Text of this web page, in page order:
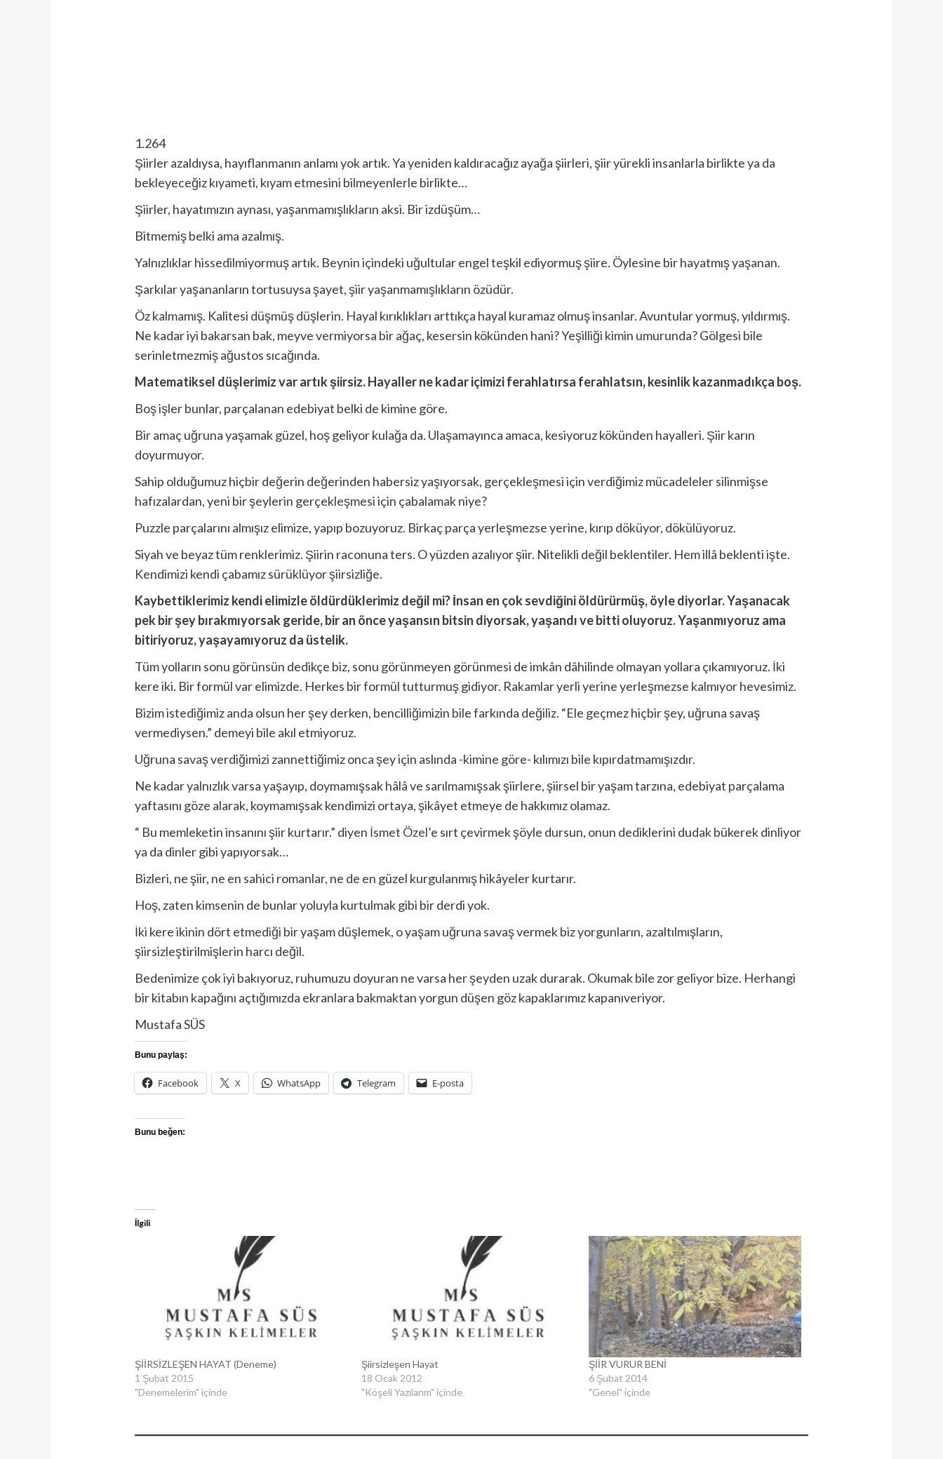
1.264
Şiirler azaldıysa, hayıflanmanın anlamı yok artık. Ya yeniden kaldıracağız ayağa şiirleri, şiir yürekli insanlarla birlikte ya da
bekleyeceğiz kıyameti, kıyam etmesini bilmeyenlerle birlikte…
Şiirler, hayatımızın aynası, yaşanmamışlıkların aksi. Bir izdüşüm…
Bitmemiş belki ama azalmış.
Yalnızlıklar hissedilmiyormuş artık. Beynin içindeki uğultular engel teşkil ediyormuş şiire. Öylesine bir hayatmış yaşanan.
Şarkılar yaşananların tortusuysa şayet, şiir yaşanmamışlıkların özüdür.
Öz kalmamış. Kalitesi düşmüş düşlerin. Hayal kırıklıkları arttıkça hayal kuramaz olmuş insanlar. Avuntular yormuş, yıldırmış.
Ne kadar iyi bakarsan bak, meyve vermiyorsa bir ağaç, kesersin kökünden hani? Yeşilliği kimin umurunda? Gölgesi bile
serinletmezmiş ağustos sıcağında.
Matematiksel düşlerimiz var artık şiirsiz. Hayaller ne kadar içimizi ferahlatırsa ferahlatsın, kesinlik kazanmadıkça boş.
Boş işler bunlar, parçalanan edebiyat belki de kimine göre.
Bir amaç uğruna yaşamak güzel, hoş geliyor kulağa da. Ulaşamayınca amaca, kesiyoruz kökünden hayalleri. Şiir karın
doyurmuyor.
Sahip olduğumuz hiçbir değerin değerinden habersiz yaşıyorsak, gerçekleşmesi için verdiğimiz mücadeleler silinmişse
hafızalardan, yeni bir şeylerin gerçekleşmesi için çabalamak niye?
Puzzle parçalarını almışız elimize, yapıp bozuyoruz. Birkaç parça yerleşmezse yerine, kırıp döküyor, dökülüyoruz.
Siyah ve beyaz tüm renklerimiz. Şiirin raconuna ters. O yüzden azalıyor şiir. Nitelikli değil beklentiler. Hem illâ beklenti işte.
Kendimizi kendi çabamız sürüklüyor şiirsizliğe.
Kaybettiklerimiz kendi elimizle öldürdüklerimiz değil mi? İnsan en çok sevdiğini öldürürmüş, öyle diyorlar. Yaşanacak
pek bir şey bırakmıyorsak geride, bir an önce yaşansın bitsin diyorsak, yaşandı ve bitti oluyoruz. Yaşanmıyoruz ama
bitiriyoruz, yaşayamıyoruz da üstelik.
Tüm yolların sonu görünsün dedikçe biz, sonu görünmeyen görünmesi de imkân dâhilinde olmayan yollara çıkamıyoruz. İki
kere iki. Bir formül var elimizde. Herkes bir formül tutturmuş gidiyor. Rakamlar yerli yerine yerleşmezse kalmıyor hevesimiz.
Bizim istediğimiz anda olsun her şey derken, bencilliğimizin bile farkında değiliz. “Ele geçmez hiçbir şey, uğruna savaş
vermediysen.” demeyi bile akıl etmiyoruz.
Uğruna savaş verdiğimizi zannettiğimiz onca şey için aslında -kimine göre- kılımızı bile kıpırdatmamışızdır.
Ne kadar yalnızlık varsa yaşayıp, doymamışsak hâlâ ve sarılmamışsak şiirlere, şiirsel bir yaşam tarzına, edebiyat parçalama
yaftasını göze alarak, koymamışsak kendimizi ortaya, şikâyet etmeye de hakkımız olamaz.
“ Bu memleketin insanını şiir kurtarır.” diyen İsmet Özel’e sırt çevirmek şöyle dursun, onun dediklerini dudak bükerek dinliyor
ya da dinler gibi yapıyorsak…
Bizleri, ne şiir, ne en sahici romanlar, ne de en güzel kurgulanmış hikâyeler kurtarır.
Hoş, zaten kimsenin de bunlar yoluyla kurtulmak gibi bir derdi yok.
İki kere ikinin dört etmediği bir yaşam düşlemek, o yaşam uğruna savaş vermek biz yorgunların, azaltılmışların,
şiirsizleştirilmişlerin harcı değil.
Bedenimize çok iyi bakıyoruz, ruhumuzu doyuran ne varsa her şeyden uzak durarak. Okumak bile zor geliyor bize. Herhangi
bir kitabın kapağını açtığımızda ekranlara bakmaktan yorgun düşen göz kapaklarımız kapanıveriyor.
Mustafa SÜS
Bunu paylaş:
Facebook X WhatsApp Telegram E-posta
Bunu beğen:
İlgili
ŞİİRSİZLEŞEN HAYAT (Deneme)
1 Şubat 2015
"Denemelerim" içinde
Şiirsizleşen Hayat
18 Ocak 2012
"Köşeli Yazılarım" içinde
ŞİİR VURUR BENİ
6 Şubat 2014
"Genel" içinde